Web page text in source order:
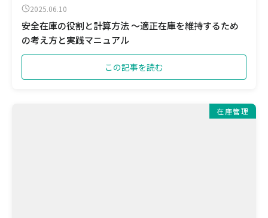
2025.06.10
安全在庫の役割と計算方法 ～適正在庫を維持するため
の考え方と実践マニュアル
この記事を読む
在庫管理